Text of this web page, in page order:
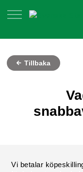
Tillbaka
Vi betalar